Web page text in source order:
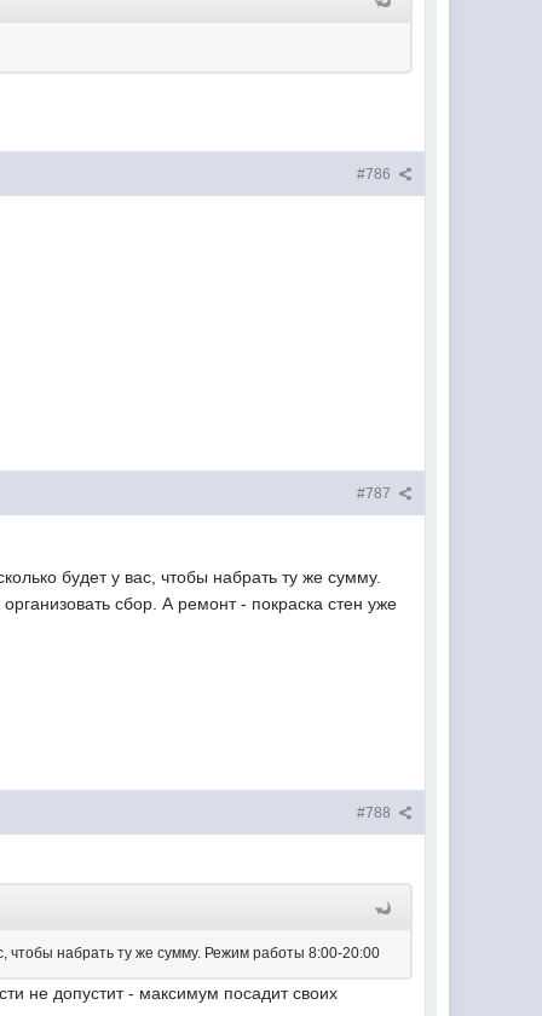
#786
#787
будет у вас, чтобы набрать ту же сумму.
сбор. А ремонт - покраска стен уже
#788
чтобы набрать ту же сумму. Режим работы 8:00-20:00
не допустит - максимум посадит своих